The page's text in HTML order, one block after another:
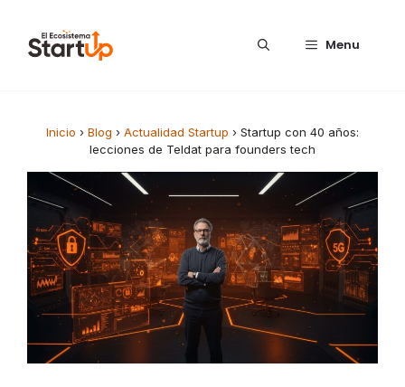
Menu
Inicio › Blog › Actualidad Startup › Startup con 40 años:
lecciones de Teldat para founders tech